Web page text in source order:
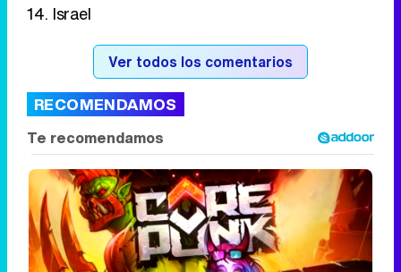
14. Israel
Ver todos los comentarios
RECOMENDAMOS